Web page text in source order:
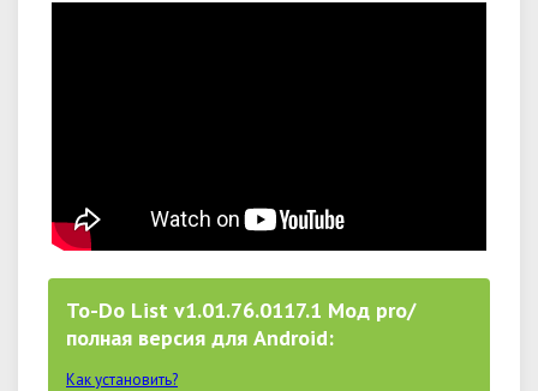
To-Do List v1.01.76.0117.1 Мод pro/
полная версия для Android:
Как установить?